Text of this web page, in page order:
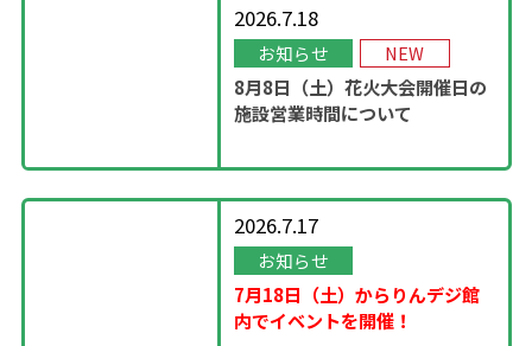
2026.7.18
お知らせ NEW
8月8日（土）花火大会開催日の
施設営業時間について
2026.7.17
お知らせ
7月18日（土）からりんデジ館
内でイベントを開催！